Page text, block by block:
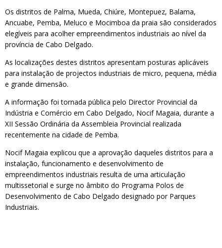
Os distritos de Palma, Mueda, Chiúre, Montepuez, Balama,
Ancuabe, Pemba, Meluco e Mocimboa da praia são considerados
elegíveis para acolher empreendimentos industriais ao nível da
província de Cabo Delgado.
As localizações destes distritos apresentam posturas aplicáveis
para instalação de projectos industriais de micro, pequena, média
e grande dimensão.
A informação foi tornada pública pelo Director Provincial da
Indústria e Comércio em Cabo Delgado, Nocif Magaia, durante a
XII Sessão Ordinária da Assembleia Provincial realizada
recentemente na cidade de Pemba.
Nocif Magaia explicou que a aprovação daqueles distritos para a
instalação, funcionamento e desenvolvimento de
empreendimentos industriais resulta de uma articulação
multissetorial e surge no âmbito do Programa Polos de
Desenvolvimento de Cabo Delgado designado por Parques
Industriais.